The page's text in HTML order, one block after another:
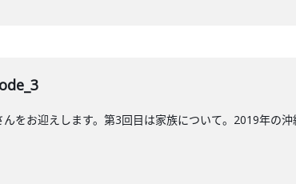
をお迎えします。第3回目は家族について。2019年の